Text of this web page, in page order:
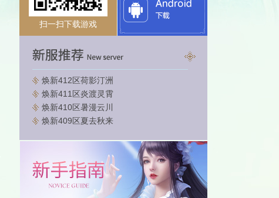
扫一扫下载游戏
焕新412区荷影汀洲
焕新411区炎渡灵霄
焕新410区暑漫云川
焕新409区夏去秋来